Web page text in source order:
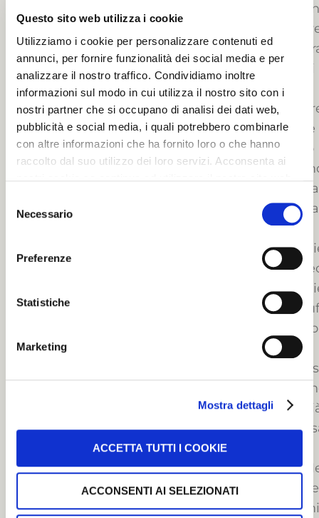
Questo sito web utilizza i cookie
Utilizziamo i cookie per personalizzare contenuti ed
annunci, per fornire funzionalità dei social media e per
analizzare il nostro traffico. Condividiamo inoltre
informazioni sul modo in cui utilizza il nostro sito con i
nostri partner che si occupano di analisi dei dati web,
pubblicità e social media, i quali potrebbero combinarle
con altre informazioni che ha fornito loro o che hanno
raccolto dal suo utilizzo dei loro servizi. Acconsenta ai
delNecessario
Preferenze
Statistiche
Marketing
Mostra dettagli
ACCETTA TUTTI I COOKIE
ACCONSENTI AI SELEZIONATI
di
te
lo